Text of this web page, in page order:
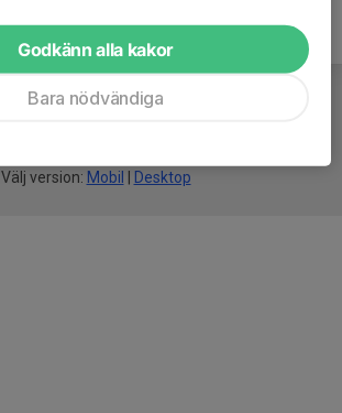
Välj version: Mobil Desktop
Godkänn alla kakor
Bara nödvändiga